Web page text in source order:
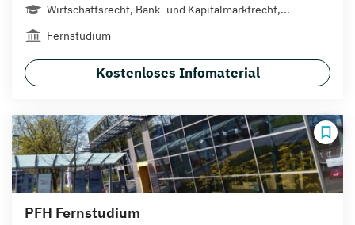
Wirtschaftsrecht, Bank- und Kapitalmarktrecht,...
Fernstudium
Kostenloses Infomaterial
PFH Fernstudium